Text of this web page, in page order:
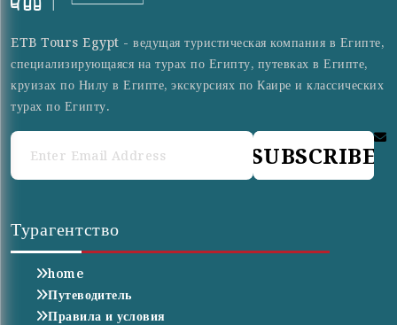
ETB Tours Egypt - ведущая туристическая компания в Египте,
специализирующаяся на турах по Египту, путевках в Египте,
круизах по Нилу в Египте, экскурсиях по Каире и классических
турах по Египту.
SUBSCRIBE
Турагентство
home
Путеводитель
Правила и условия